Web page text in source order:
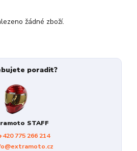
žádné zboží.
poradit?
STAFF
775 266 214